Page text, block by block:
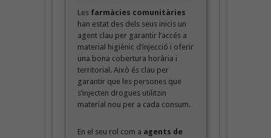
Les farmàcies comunitàries
han estat des dels seus inicis un
agent clau per garantir l’accés a
material higiènic d’injecció i oferir
una bona cobertura horària i
territorial. Això és clau per
garantir que les persones que
s’injecten drogues utilitzin
material nou per a cada consum.
En el seu rol com a agents de